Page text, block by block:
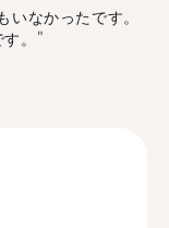
なかったです。
す。"